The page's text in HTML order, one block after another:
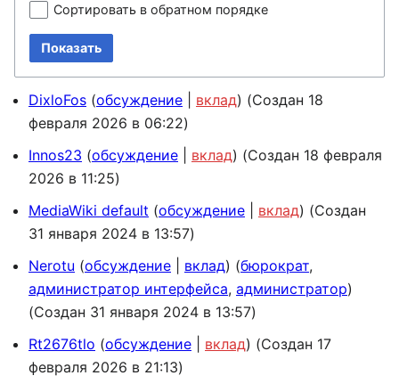
Сортировать в обратном порядке
Показать
DixloFos обсуждение вклад
(Создан 18
февраля 2026 в 06:22)
Innos23 обсуждение вклад
(Создан 18 февраля
2026 в 11:25)
MediaWiki default обсуждение вклад
(Создан
31 января 2024 в 13:57)
Nerotu обсуждение вклад (бюрократ,
администратор интерфейса, администратор)
(Создан 31 января 2024 в 13:57)
Rt2676tlo обсуждение вклад
(Создан 17
февраля 2026 в 21:13)